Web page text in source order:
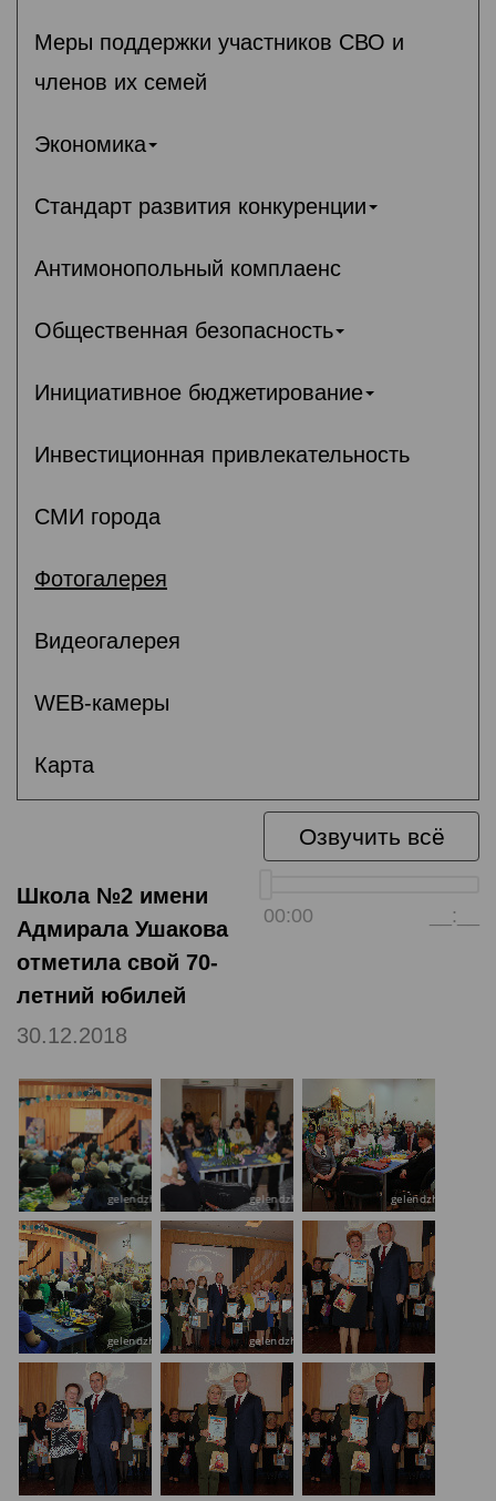
Меры поддержки участников СВО и
членов их семей
Экономика
Стандарт развития конкуренции
Антимонопольный комплаенс
Общественная безопасность
Инициативное бюджетирование
Инвестиционная привлекательность
СМИ города
Фотогалерея
Видеогалерея
WEB-камеры
Карта
Озвучить всё
00:00 __:__
Школа №2 имени
Адмирала Ушакова
отметила свой 70-
летний юбилей
30.12.2018